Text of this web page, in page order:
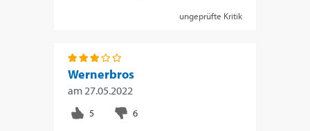
ungeprüfte Kritik
Wernerbros
am27.05.2022